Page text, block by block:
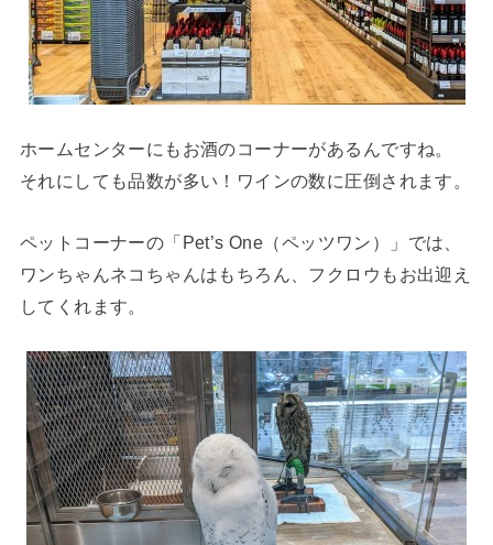
ホームセンターにもお酒のコーナーがあるんですね。
それにしても品数が多い！ワインの数に圧倒されます。
ペットコーナーの「Pet’s One（ペッツワン）」では、
ワンちゃんネコちゃんはもちろん、フクロウもお出迎え
してくれます。